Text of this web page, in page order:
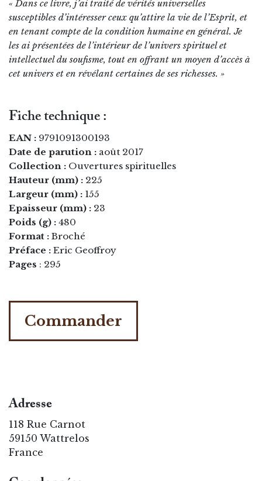
« Dans ce livre, j’ai traité de vérités universelles
susceptibles d’intéresser ceux qu’attire la vie de l’Esprit, et
en tenant compte de la condition humaine en général. Je
les ai présentées de l’intérieur de l’univers spirituel et
intellectuel du soufisme, tout en offrant un moyen d’accès à
cet univers et en révélant certaines de ses richesses. »
Fiche technique :
EAN : 9791091300193
Date de parution : août 2017
Collection : Ouvertures spirituelles
Hauteur (mm) : 225
Largeur (mm) : 155
Epaisseur (mm) : 23
Poids (g) : 480
Format : Broché
Préface : Eric Geoffroy
Pages : 295
Commander
Adresse
118 Rue Carnot
59150 Wattrelos
France